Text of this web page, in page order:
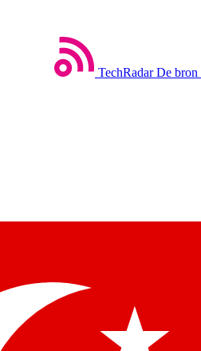
TechRadar De bron